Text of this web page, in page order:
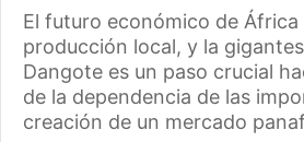
El futuro económico de África
producción local, y la
Dangote es un paso crucial
de la dependencia de las
creación de un mercado